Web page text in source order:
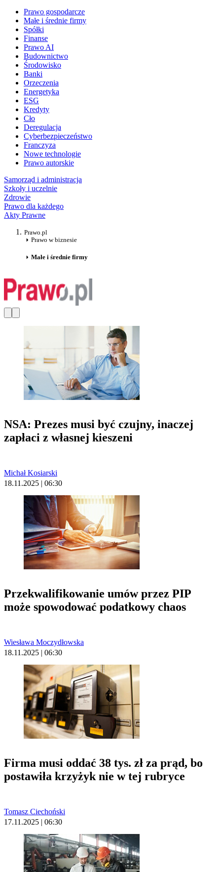
Prawo gospodarcze
Małe i średnie firmy
Spółki
Finanse
Prawo AI
Budownictwo
Środowisko
Banki
Orzeczenia
Energetyka
ESG
Kredyty
Cło
Deregulacja
Cyberbezpieczeństwo
Franczyza
Nowe technologie
Prawo autorskie
Samorząd i administracja
Szkoły i uczelnie
Zdrowie
Prawo dla każdego
Akty Prawne
Prawo.pl
Prawo w biznesie
Małe i średnie firmy
NSA: Prezes musi być czujny, inaczej
zapłaci z własnej kieszeni
Michał Kosiarski
18.11.2025 | 06:30
Przekwalifikowanie umów przez PIP
może spowodować podatkowy chaos
Wiesława Moczydłowska
18.11.2025 | 06:30
Firma musi oddać 38 tys. zł za prąd, bo
postawiła krzyżyk nie w tej rubryce
Tomasz Ciechoński
17.11.2025 | 06:30